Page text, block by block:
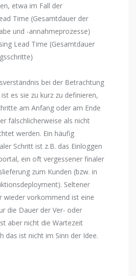
etwa im Fall der
Time (Gesamtdauer der
und -annahmeprozesse)
Lead Time (Gesamtdauer
bei der Betrachtung
es sie zu kurz zu definieren,
am Anfang oder am Ende
fälschlicherweise als nicht
werden. Ein häufig
Schritt ist z.B. das Einloggen
ein oft vergessener finaler
zum Kunden (bzw. in
Seltener
wieder vorkommend ist eine
die Dauer der Ver- oder
aber nicht die Wartezeit
das ist nicht im Sinn der Idee.